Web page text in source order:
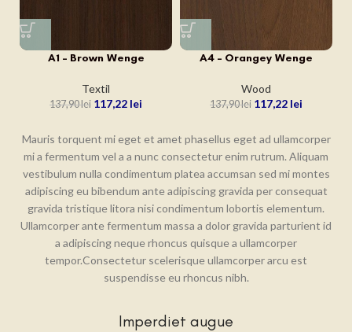
A1 – Brown Wenge
Textil
137,90lei 117,22 lei
A4 – Orangey Wenge
Wood
137,90lei 117,22 lei
Mauris torquent mi eget et amet phasellus eget ad ullamcorper
mi a fermentum vel a a nunc consectetur enim rutrum. Aliquam
vestibulum nulla condimentum platea accumsan sed mi montes
adipiscing eu bibendum ante adipiscing gravida per consequat
gravida tristique litora nisi condimentum lobortis elementum.
Ullamcorper ante fermentum massa a dolor gravida parturient id
a adipiscing neque rhoncus quisque a ullamcorper
tempor.Consectetur scelerisque ullamcorper arcu est
suspendisse eu rhoncus nibh.
Imperdiet augue